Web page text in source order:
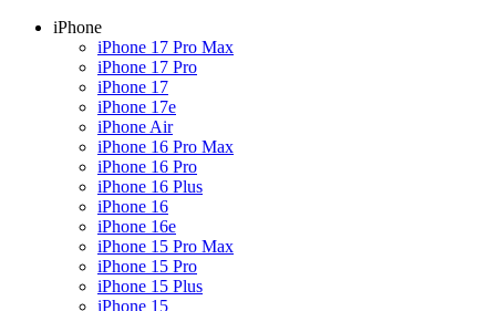
iPhone
iPhone 17 Pro Max
iPhone 17 Pro
iPhone 17
iPhone 17e
iPhone Air
iPhone 16 Pro Max
iPhone 16 Pro
iPhone 16 Plus
iPhone 16
iPhone 16e
iPhone 15 Pro Max
iPhone 15 Pro
iPhone 15 Plus
iPhone 15